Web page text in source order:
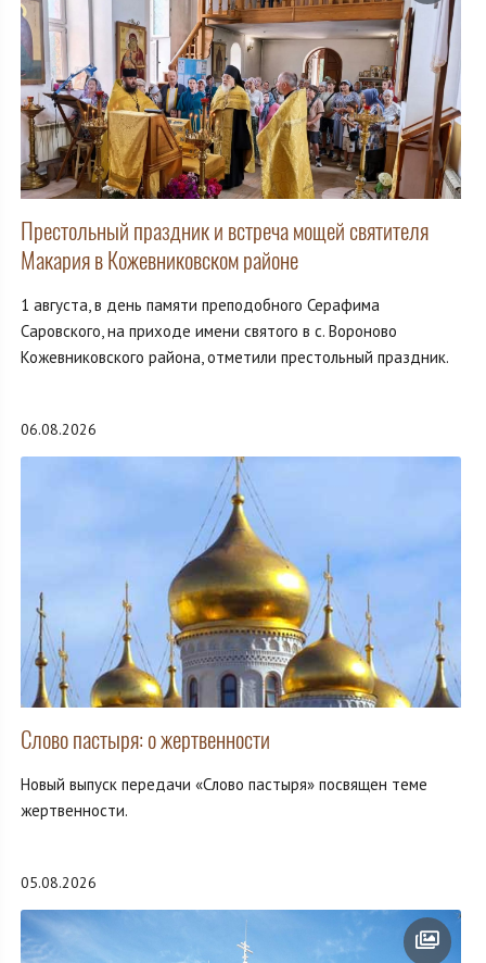
Престольный праздник и встреча мощей святителя
Макария в Кожевниковском районе
1 августа, в день памяти преподобного Серафима
Саровского, на приходе имени святого в с. Вороново
Кожевниковского района, отметили престольный праздник.
06.08.2026
Слово пастыря: о жертвенности
Новый выпуск передачи «Слово пастыря» посвящен теме
жертвенности.
05.08.2026